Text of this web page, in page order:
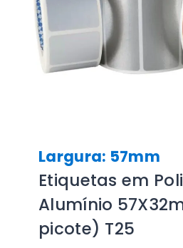
Largura: 57mm
Etiquetas em
Alumínio
picote) T25